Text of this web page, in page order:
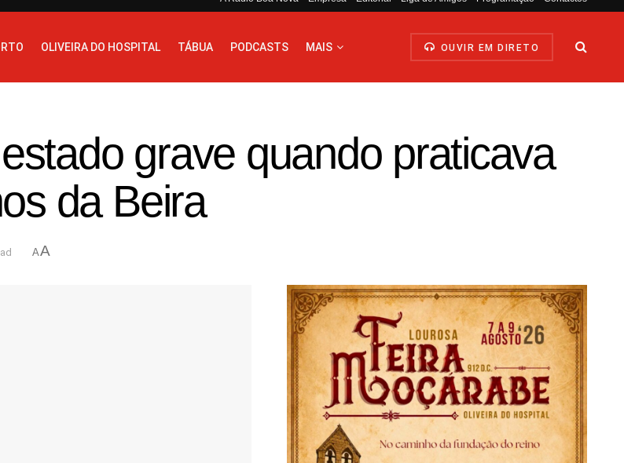
OLIVEIRA DO HOSPITAL TÁBUA PODCASTS MAIS OUVIR EM DIRETO
grave quando praticava
da Beira
AA